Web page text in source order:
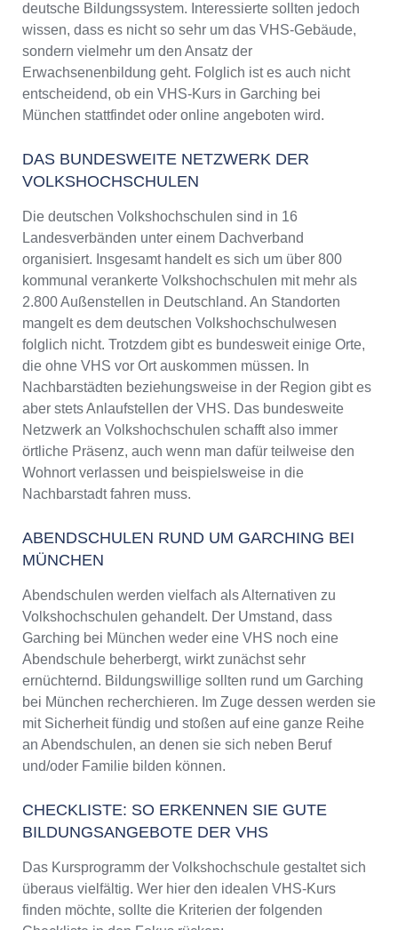
deutsche Bildungssystem. Interessierte sollten jedoch
wissen, dass es nicht so sehr um das VHS-Gebäude,
sondern vielmehr um den Ansatz der
Erwachsenenbildung geht. Folglich ist es auch nicht
entscheidend, ob ein VHS-Kurs in Garching bei
München stattfindet oder online angeboten wird.
DAS BUNDESWEITE NETZWERK DER
VOLKSHOCHSCHULEN
Die deutschen Volkshochschulen sind in 16
Landesverbänden unter einem Dachverband
organisiert. Insgesamt handelt es sich um über 800
kommunal verankerte Volkshochschulen mit mehr als
2.800 Außenstellen in Deutschland. An Standorten
mangelt es dem deutschen Volkshochschulwesen
folglich nicht. Trotzdem gibt es bundesweit einige Orte,
die ohne VHS vor Ort auskommen müssen. In
Nachbarstädten beziehungsweise in der Region gibt es
aber stets Anlaufstellen der VHS. Das bundesweite
Netzwerk an Volkshochschulen schafft also immer
örtliche Präsenz, auch wenn man dafür teilweise den
Wohnort verlassen und beispielsweise in die
Nachbarstadt fahren muss.
ABENDSCHULEN RUND UM GARCHING BEI
MÜNCHEN
Abendschulen werden vielfach als Alternativen zu
Volkshochschulen gehandelt. Der Umstand, dass
Garching bei München weder eine VHS noch eine
Abendschule beherbergt, wirkt zunächst sehr
ernüchternd. Bildungswillige sollten rund um Garching
bei München recherchieren. Im Zuge dessen werden sie
mit Sicherheit fündig und stoßen auf eine ganze Reihe
an Abendschulen, an denen sie sich neben Beruf
und/oder Familie bilden können.
CHECKLISTE: SO ERKENNEN SIE GUTE
BILDUNGSANGEBOTE DER VHS
Das Kursprogramm der Volkshochschule gestaltet sich
überaus vielfältig. Wer hier den idealen VHS-Kurs
finden möchte, sollte die Kriterien der folgenden